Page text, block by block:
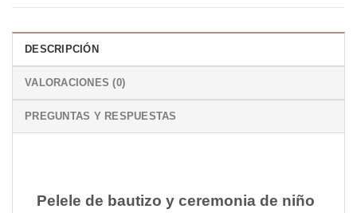
DESCRIPCIÓN
VALORACIONES (0)
PREGUNTAS Y RESPUESTAS
Pelele de bautizo y ceremonia de niño